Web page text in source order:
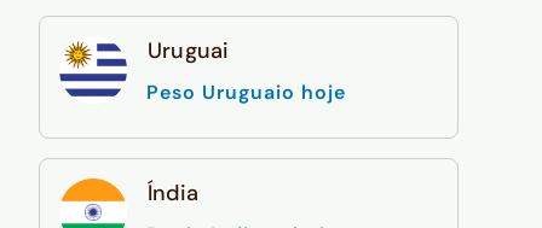
Uruguai
Peso Uruguaio hoje
Índia